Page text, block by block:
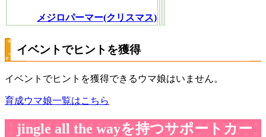
メジロパーマー(クリスマス)
イベントでヒントを獲得
イベントでヒントを獲得できるウマ娘はいません。
育成ウマ娘一覧はこちら
jingle all the wayを持つサポートカー